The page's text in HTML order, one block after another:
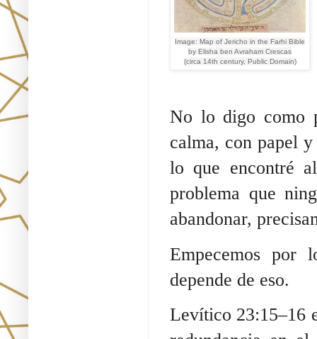
Image: Map of Jericho in the Farhi Bible
by Elisha ben Avraham Crescas
(circa 14th century, Public Domain)
No lo digo como
calma, con papel
lo que encontré
problema que
abandonar,
Empecemos por
depende de eso.
Levítico 23:15–16